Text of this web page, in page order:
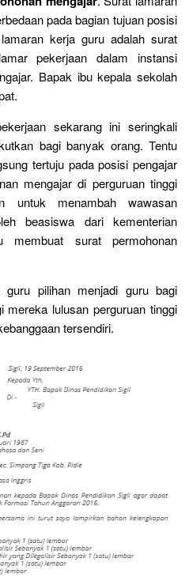
pada bagian tujuan posisi
kerja guru adalah surat
pekerjaan dalam instansi
Bapak ibu kepala sekolah
sekarang ini seringkali
bagi banyak orang. Tentu
tertuju pada posisi pengajar
mengajar di perguruan tinggi
untuk menambah wawasan
beasiswa dari kementerian
surat permohonan
pilihan menjadi guru bagi
mereka lulusan perguruan tinggi
tersendiri.